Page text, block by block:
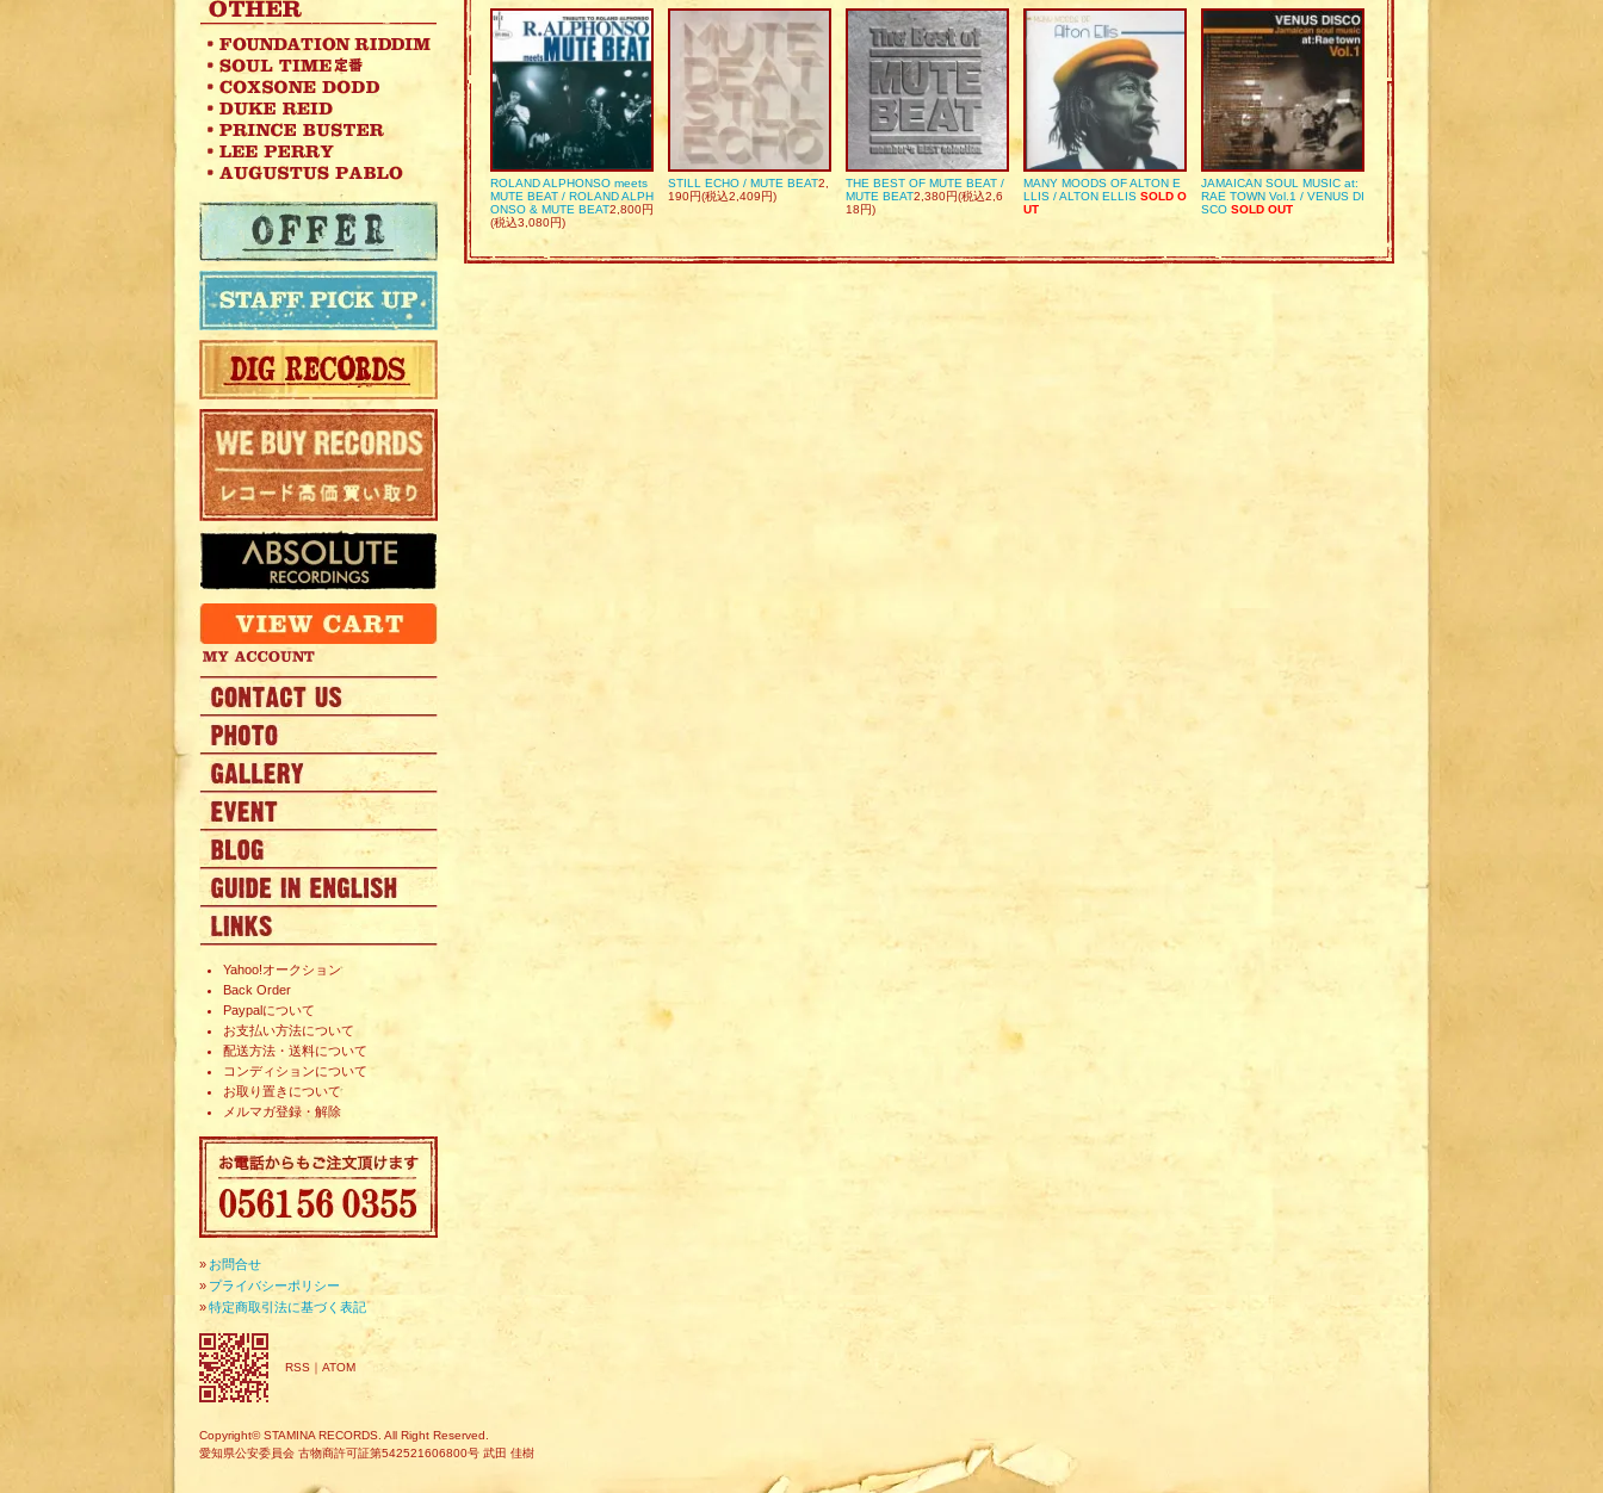
Yahoo!オークション
Back Order
Paypalについて
お支払い方法について
配送方法・送料について
コンディションについて
お取り置きについて
メルマガ登録・解除
» お問合せ
» プライバシーポリシー
»特定商取引法に基づく表記
RSS ｜ ATOM
ROLAND ALPHONSO meets
MUTE BEAT / ROLAND ALPH
ONSO & MUTE BEAT2,800円
(税込3,080円)
STILL ECHO / MUTE BEAT2,
190円(税込2,409円)
THE BEST OF MUTE BEAT /
MUTE BEAT2,380円(税込2,6
18円)
MANY MOODS OF ALTON E
LLIS / ALTON ELLIS SOLD O
UT
JAMAICAN SOUL MUSIC at:
RAE TOWN Vol.1 / VENUS DI
SCO SOLD OUT
Copyright© STAMINA RECORDS. All Right Reserved.
愛知県公安委員会 古物商許可証第542521606800号 武田 佳樹